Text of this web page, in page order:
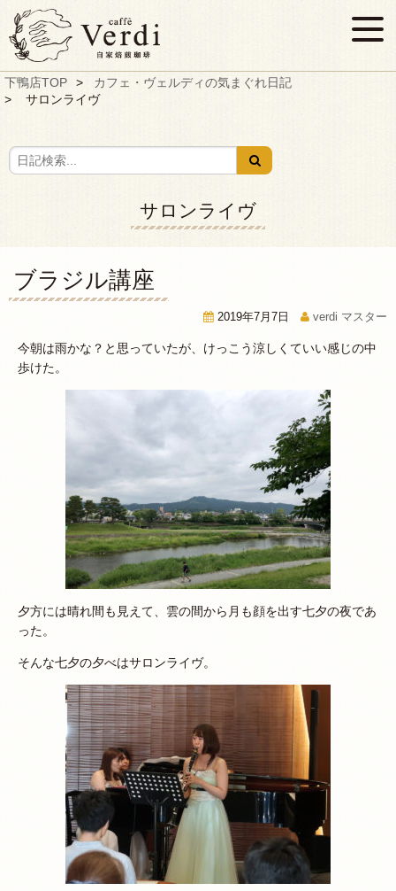
下鴨店TOP
カフェ・ヴェルディの気まぐれ日記
サロンライヴ
サロンライヴ
ブラジル講座
2019年7月7日 verdi マスター
今朝は雨かな？と思っていたが、けっこう涼しくていい感じの中
歩けた。
夕方には晴れ間も見えて、雲の間から月も顔を出す七夕の夜であ
った。
そんな七夕の夕べはサロンライヴ。